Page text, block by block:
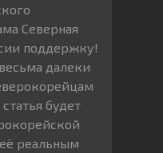
Северная
поддержку!
далеки
будет
реальным